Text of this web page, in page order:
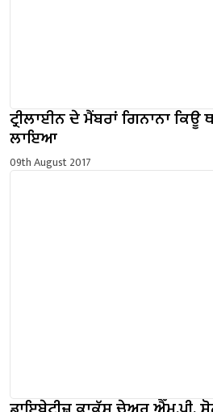
ਟ੍ਰੀਲਾਈਨ ਦੇ ਮੈਂਬਰਾਂ ਗਿਨਾਨਾ
ਲਾਇਆ
09th August 2017